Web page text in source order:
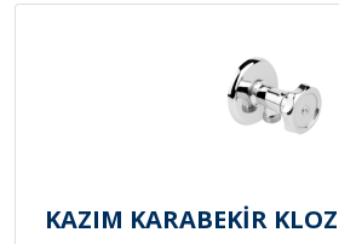
KAZIM KARABEKİR